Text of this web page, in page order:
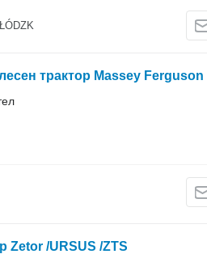
трактор Massey Ferguson
Zetor /URSUS /ZTS